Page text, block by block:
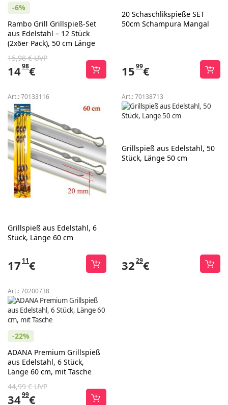
-6%
Rambo Grill Grillspieß-Set
aus Edelstahl – 12 Stück
(2x6er Pack), 50 cm Länge
15,98 € UVP
1498€
20 Schaschlikspieße SET
50cm Schampura Mangal
1599€
Art.:70133116
Grillspieß aus Edelstahl, 6
Stück, Länge 60 cm
17 11€
Art.:70138713
Grillspieß aus Edelstahl, 50
Stück, Länge 50 cm
3229€
Art.:70200738
-22%
ADANA Premium Grillspieß
aus Edelstahl, 6 Stück,
Länge 60 cm, mit Tasche
44,99 € UVP
3499€